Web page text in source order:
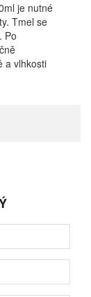
je nutné
Tmel se
Po
a vlhkosti